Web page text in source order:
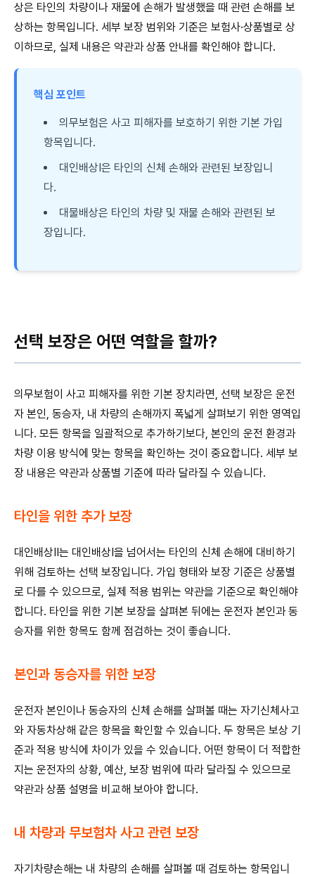
상은 타인의 차량이나 재물에 손해가 발생했을 때 관련 손해를 보
상하는 항목입니다. 세부 보장 범위와 기준은 보험사·상품별로 상
이하므로, 실제 내용은 약관과 상품 안내를 확인해야 합니다.
핵심 포인트
의무보험은 사고 피해자를 보호하기 위한 기본 가입
항목입니다.
대인배상Ⅰ은 타인의 신체 손해와 관련된 보장입니
다.
대물배상은 타인의 차량 및 재물 손해와 관련된 보
장입니다.
선택 보장은 어떤 역할을 할까?
의무보험이 사고 피해자를 위한 기본 장치라면, 선택 보장은 운전
자 본인, 동승자, 내 차량의 손해까지 폭넓게 살펴보기 위한 영역입
니다. 모든 항목을 일괄적으로 추가하기보다, 본인의 운전 환경과
차량 이용 방식에 맞는 항목을 확인하는 것이 중요합니다. 세부 보
장 내용은 약관과 상품별 기준에 따라 달라질 수 있습니다.
타인을 위한 추가 보장
대인배상Ⅱ는 대인배상Ⅰ을 넘어서는 타인의 신체 손해에 대비하기
위해 검토하는 선택 보장입니다. 가입 형태와 보장 기준은 상품별
로 다를 수 있으므로, 실제 적용 범위는 약관을 기준으로 확인해야
합니다. 타인을 위한 기본 보장을 살펴본 뒤에는 운전자 본인과 동
승자를 위한 항목도 함께 점검하는 것이 좋습니다.
본인과 동승자를 위한 보장
운전자 본인이나 동승자의 신체 손해를 살펴볼 때는 자기신체사고
와 자동차상해 같은 항목을 확인할 수 있습니다. 두 항목은 보상 기
준과 적용 방식에 차이가 있을 수 있습니다. 어떤 항목이 더 적합한
지는 운전자의 상황, 예산, 보장 범위에 따라 달라질 수 있으므로
약관과 상품 설명을 비교해 보아야 합니다.
내 차량과 무보험차 사고 관련 보장
자기차량손해는 내 차량의 손해를 살펴볼 때 검토하는 항목입니